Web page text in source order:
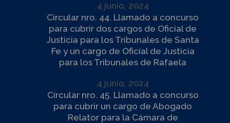
4 junio, 2024
Circular nro. 44. Llamado a concurso
para cubrir dos cargos de Oficial de
Justicia para los Tribunales de Santa
Fe y un cargo de Oficial de Justicia
para los Tribunales de Rafaela
4 junio, 2024
Circular nro. 45. Llamado a concurso
para cubrir un cargo de Abogado
Relator para la Cámara de